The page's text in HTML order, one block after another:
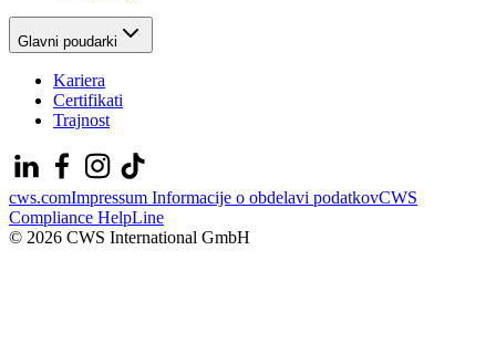
Glavni poudarki
Kariera
Certifikati
Trajnost
cws.comImpressum Informacije o obdelavi podatkovCWS
Compliance HelpLine
© 2026 CWS International GmbH